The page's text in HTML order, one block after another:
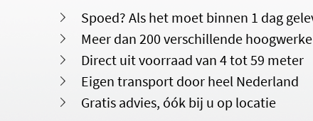
Spoed? Als het moet binnen 1 dag
Meer dan 200 verschillende
Direct uit voorraad van 4 tot 59 meter
Eigen transport door heel Nederland
Gratis advies, óók bij u op locatie